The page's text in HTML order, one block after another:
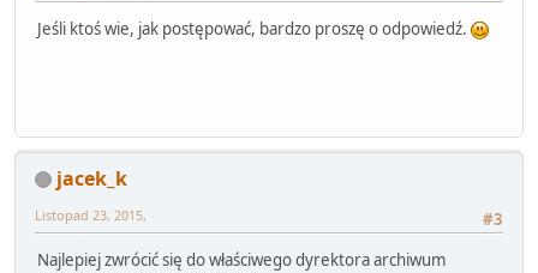
Jeśli ktoś wie, jak postępować, bardzo proszę o odpowiedź.
jacek_k
#3
Listopad 23, 2015,
Najlepiej zwrócić się do właściwego dyrektora archiwum